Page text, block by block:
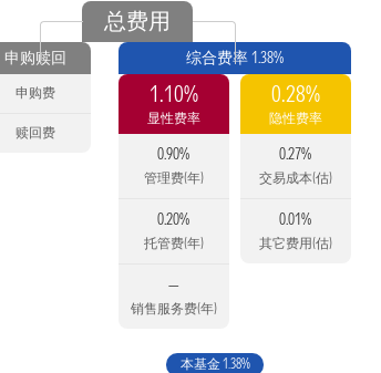
总费用
申购赎回
申购费
赎回费
综合费率 1.38%
1.10%
显性费率
0.90%
管理费(年)
0.20%
托管费(年)
—
销售服务费(年)
0.28%
隐性费率
0.27%
交易成本(估)
0.01%
其它费用(估)
本基金 1.38%